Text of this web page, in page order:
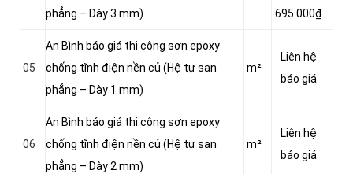
phẳng – Dày 3 mm)
695.000₫
05
An Bình báo giá thi công sơn epoxy
chống tĩnh điện nền củ (Hệ tự san
phẳng – Dày 1 mm)
m²
Liên hệ
báo giá
06
An Bình báo giá thi công sơn epoxy
chống tĩnh điện nền củ (Hệ tự san
phẳng – Dày 2 mm)
m²
Liên hệ
báo giá